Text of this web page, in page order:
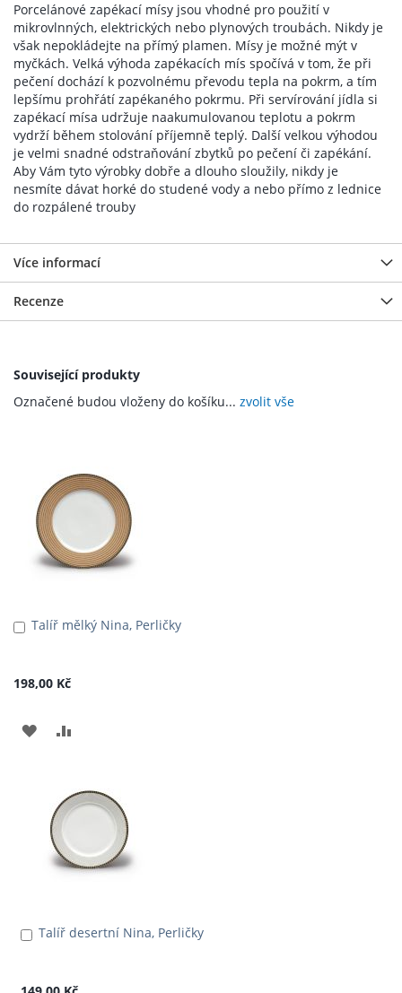
Porcelánové zapékací mísy jsou vhodné pro použití v
mikrovlnných, elektrických nebo plynových troubách. Nikdy je
však nepokládejte na přímý plamen. Mísy je možné mýt v
myčkách. Velká výhoda zapékacích mís spočívá v tom, že při
pečení dochází k pozvolnému převodu tepla na pokrm, a tím
lepšímu prohřátí zapékaného pokrmu. Při servírování jídla si
zapékací mísa udržuje naakumulovanou teplotu a pokrm
vydrží během stolování příjemně teplý. Další velkou výhodou
je velmi snadné odstraňování zbytků po pečení či zapékání.
Aby Vám tyto výrobky dobře a dlouho sloužily, nikdy je
nesmíte dávat horké do studené vody a nebo přímo z lednice
do rozpálené trouby
Více informací
Recenze
Související produkty
Označené budou vloženy do košíku... zvolit vše
Talíř mělký Nina, Perličky
198,00 Kč
Přidat
PŘIDAT
OBLÍBENÝM
POROVNÁNÍ
Talíř desertní Nina, Perličky
Přidat